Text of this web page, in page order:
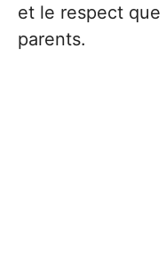
et le respect
parents.